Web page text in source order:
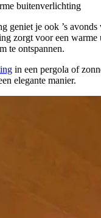
buitenverlichting
geniet je ook ’s avonds
zorgt voor een warme
te ontspannen.
in een pergola of
elegante manier.